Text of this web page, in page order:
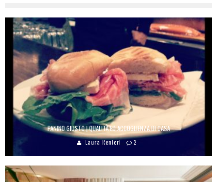
PANINO GIUSTO | QUALITÀ ED ACCOGLIENZA DI CASA
Laura Renieri 2